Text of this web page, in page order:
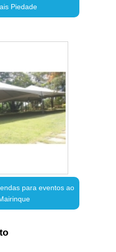
Piedade
para eventos ao